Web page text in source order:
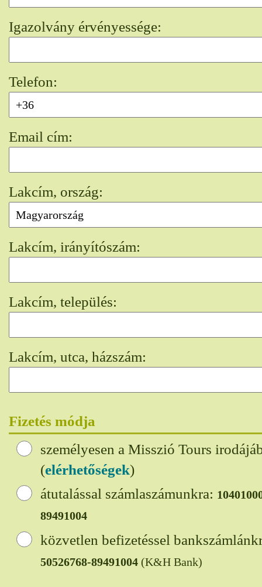
Igazolvány érvényessége:
Telefon:
Email cím:
Lakcím, ország:
Lakcím, irányítószám:
Lakcím, település:
Lakcím, utca, házszám:
Fizetés módja
személyesen a Misszió Tours
(elérhetőségek)
átutalással számlaszámunkra:
89491004
közvetlen befizetéssel
50526768-89491004 (K&H Bank)